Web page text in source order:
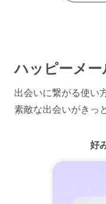
ハッピーメ
出会いに繋がる使い
素敵な出会いがきっ
好